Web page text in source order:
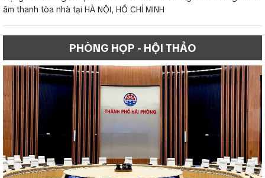
âm thanh tòa nhà tại HÀ NỘI, HỒ CHÍ MINH
PHÒNG HỌP - HỘI THẢO